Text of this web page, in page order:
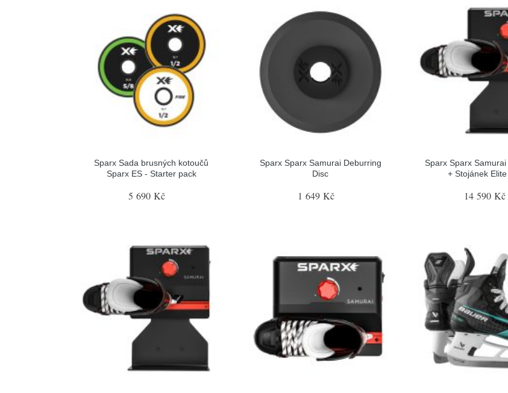
Sparx Sada brusných kotoučů
Sparx ES - Starter pack
5 690 Kč
Sparx Sparx Samurai Deburring
Disc
1 649 Kč
Sparx Sparx
+ Stojánek
14 590 Kč